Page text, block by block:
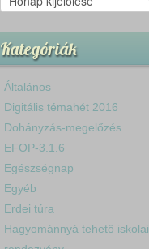
Kategóriák
Általános
Digitális témahét 2016
Dohányzás-megelőzés
EFOP-3.1.6
Egészségnap
Egyéb
Erdei túra
Hagyománnyá tehető iskolai